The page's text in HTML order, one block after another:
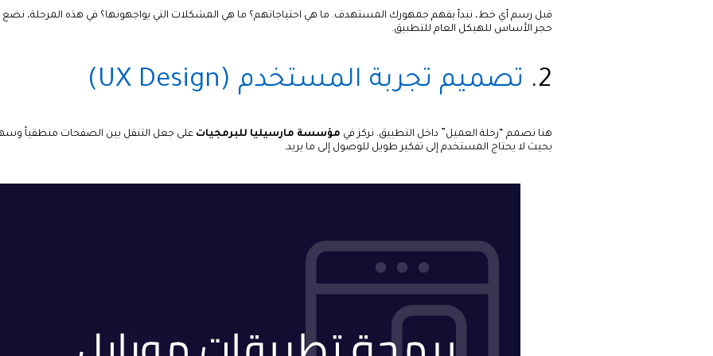
قبل رسم أي خط، نبدأ بفهم جمهورك المستهدف. ما هي احتياجاتهم؟ ما هي المشكلات التي يواجهونها؟ في هذه المرحلة، نضع
حجر الأساس للهيكل العام للتطبيق.
2. تصميم تجربة المستخدم (UX Design)
هنا نصمم “رحلة العميل” داخل التطبيق. نركز في مؤسسة مارسيليا للبرمجيات على جعل التنقل بين الصفحات منطقياً
بحيث لا يحتاج المستخدم إلى تفكير طويل للوصول إلى ما يريد.